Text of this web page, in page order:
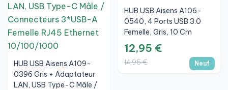
HUB USB Aisens A109-
0396 Gris + Adaptateur
LAN, USB Type-C Mâle /
HUB USB Aisens A106-
0540, 4 Ports USB 3.0
Femelle, Gris, 10 Cm
12,95 €
14,95 € Neuf